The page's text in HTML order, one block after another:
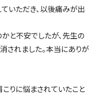
いただき、以後痛みが出
と不安でしたが、先生の
されました。本当にありが
りに悩まされていたこと